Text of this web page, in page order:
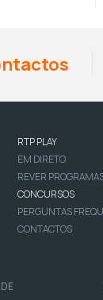
RTP PLAY
EM DIRETO
REVER
CONCURSOS
PERGUNTAS
CONTACTOS